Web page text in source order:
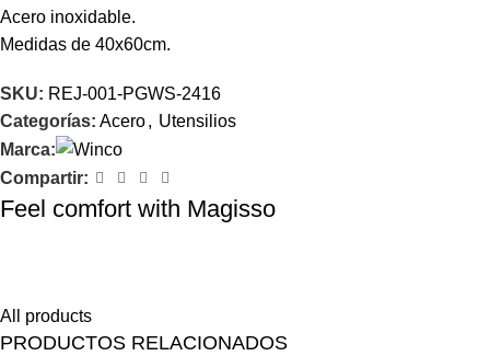
Acero inoxidable.
Medidas de 40x60cm.
SKU: REJ-001-PGWS-2416
Categorías: Acero, Utensilios
Marca:
Compartir:
Feel comfort with Magisso
All products
PRODUCTOS RELACIONADOS